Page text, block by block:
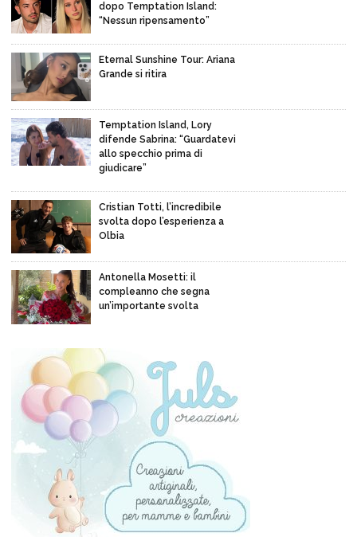
dopo Temptation Island:
“Nessun ripensamento”
Eternal Sunshine Tour: Ariana
Grande si ritira
Temptation Island, Lory
difende Sabrina: “Guardatevi
allo specchio prima di
giudicare”
Cristian Totti, l’incredibile
svolta dopo l’esperienza a
Olbia
Antonella Mosetti: il
compleanno che segna
un’importante svolta